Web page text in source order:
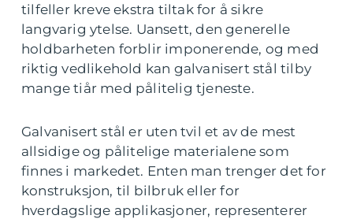
tilfeller kreve ekstra tiltak for å sikre
langvarig ytelse. Uansett, den generelle
holdbarheten forblir imponerende, og med
riktig vedlikehold kan galvanisert stål tilby
mange tiår med pålitelig tjeneste.
Galvanisert stål er uten tvil et av de mest
allsidige og pålitelige materialene som
finnes i markedet. Enten man trenger det for
konstruksjon, til bilbruk eller for
hverdagslige applikasjoner, representerer